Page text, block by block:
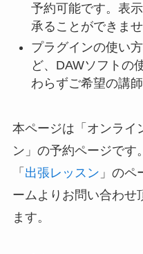
予約可能です。表
承ることができませ
プラグインの使い
ど、DAWソフトの
わらずご希望の講
本ページは「オンライ
ン」の予約ページです
「 出張レッスン 」のペ
ームよりお問い合わせ
ます。